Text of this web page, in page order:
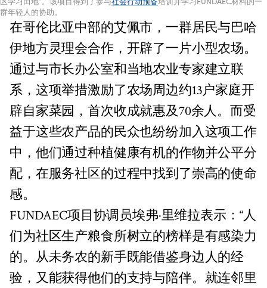
群年轻人的协助。
在哥伦比亚中部的艾佩市，一群居民与巴哈
伊地方灵理会合作，开辟了一片小型农场。
通过与市长办公室和当地农业专家建立联
系，这项举措激励了农场周边约13户家庭开
辟自家菜园，首次收成就惠及70余人。而受
益于这些农产品的民众也纷纷加入这项工作
中，他们通过种植健康有机的作物并公平分
配，在服务社区的过程中找到了崇高的使命
感。
FUNDAEC项目协调员埃弗·里维拉表示：“人
们为社区生产粮食所树立的榜样是有感染力
的。从未务农的新手既能借鉴身边人的经
验，又能获得他们的支持与陪伴。就连邻里